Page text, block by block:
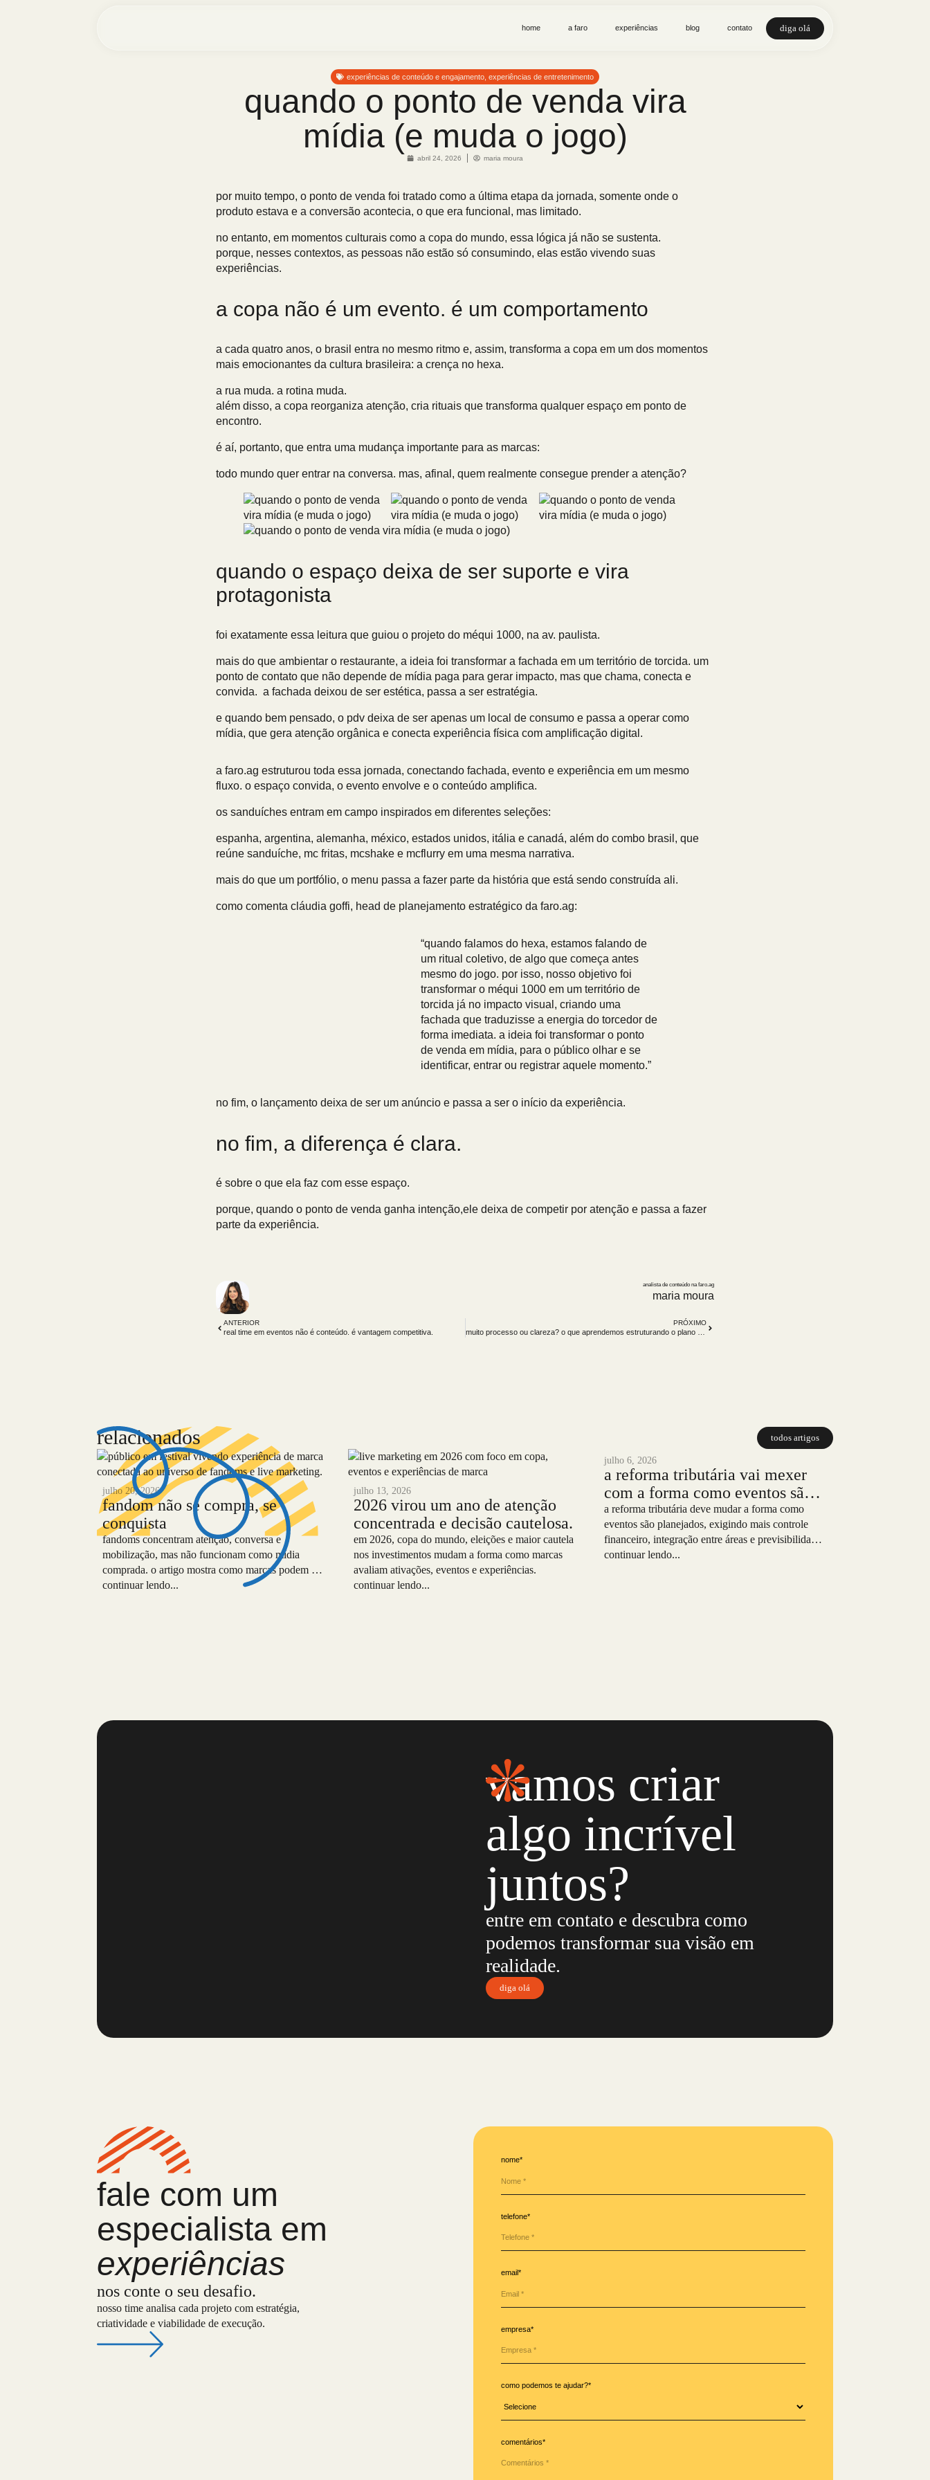
home a faro experiências blog contato diga olá
experiências de conteúdo e engajamento ,experiências de entretenimento
quando o ponto de venda vira
mídia (e muda o jogo)
abril 24, 2026 maria moura
por muito tempo, o ponto de venda foi tratado como a última etapa da jornada, somente onde o
produto estava e a conversão acontecia, o que era funcional, mas limitado.
no entanto, em momentos culturais como a copa do mundo, essa lógica já não se sustenta.
porque, nesses contextos, as pessoas não estão só consumindo, elas estão vivendo suas
experiências.
a copa não é um evento. é um comportamento
a cada quatro anos, o brasil entra no mesmo ritmo e, assim, transforma a copa em um dos momentos
mais emocionantes da cultura brasileira: a crença no hexa.
a rua muda. a rotina muda.
além disso, a copa reorganiza atenção, cria rituais que transforma qualquer espaço em ponto de
encontro.
é aí, portanto, que entra uma mudança importante para as marcas:
todo mundo quer entrar na conversa. mas, afinal, quem realmente consegue prender a atenção?
quando o espaço deixa de ser suporte e vira
protagonista
foi exatamente essa leitura que guiou o projeto do méqui 1000, na av. paulista.
mais do que ambientar o restaurante, a ideia foi transformar a fachada em um território de torcida. um
ponto de contato que não depende de mídia paga para gerar impacto, mas que chama, conecta e
convida. a fachada deixou de ser estética, passa a ser estratégia.
e quando bem pensado, o pdv deixa de ser apenas um local de consumo e passa a operar como
mídia, que gera atenção orgânica e conecta experiência física com amplificação digital.
a faro.ag estruturou toda essa jornada, conectando fachada, evento e experiência em um mesmo
fluxo. o espaço convida, o evento envolve e o conteúdo amplifica.
os sanduíches entram em campo inspirados em diferentes seleções:
espanha, argentina, alemanha, méxico, estados unidos, itália e canadá, além do combo brasil, que
reúne sanduíche, mc fritas, mcshake e mcflurry em uma mesma narrativa.
mais do que um portfólio, o menu passa a fazer parte da história que está sendo construída ali.
como comenta cláudia goffi, head de planejamento estratégico da faro.ag:
“quando falamos do hexa, estamos falando de
um ritual coletivo, de algo que começa antes
mesmo do jogo. por isso, nosso objetivo foi
transformar o méqui 1000 em um território de
torcida já no impacto visual, criando uma
fachada que traduzisse a energia do torcedor de
forma imediata. a ideia foi transformar o ponto
de venda em mídia, para o público olhar e se
identificar, entrar ou registrar aquele momento.”
no fim, o lançamento deixa de ser um anúncio e passa a ser o início da experiência.
no fim, a diferença é clara.
é sobre o que ela faz com esse espaço.
porque, quando o ponto de venda ganha intenção,ele deixa de competir por atenção e passa a fazer
parte da experiência.
analista de conteúdo na faro.ag
maria moura
ANTERIOR
real time em eventos não é conteúdo. é vantagem competitiva.
PRÓXIMO
relacionados todos artigos
julho 20, 2026
fandom não se compra, se
conquista
fandoms concentram atenção, conversa e
mobilização, mas não funcionam como mídia
comprada. o artigo mostra como marcas podem se
aproximar de comunidades com estratégia, leitura
continuar lendo...
julho 13, 2026
2026 virou um ano de atenção
concentrada e decisão cautelosa.
em 2026, copa do mundo, eleições e maior cautela
nos investimentos mudam a forma como marcas
avaliam ativações, eventos e experiências.
continuar lendo...
julho 6, 2026
a reforma tributária vai mexer
com a forma como eventos são
planejados
a reforma tributária deve mudar a forma como
eventos são planejados, exigindo mais controle
financeiro, integração entre áreas e previsibilidade
operacional.
continuar lendo...
vamos criar
algo incrível
juntos?
entre em contato e descubra como
podemos transformar sua visão em
realidade.
diga olá
fale com um
especialista em
experiências
nos conte o seu desafio.
nosso time analisa cada projeto com estratégia,
criatividade e viabilidade de execução.
nome*
telefone*
email*
empresa*
como podemos te ajudar?*
comentários*